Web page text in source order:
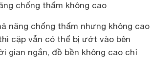
chống thấm không cao
năng chống thấm nhưng không cao
cặp vẫn có thể bị ướt vào bên
gian ngắn, đồ bền không cao chỉ